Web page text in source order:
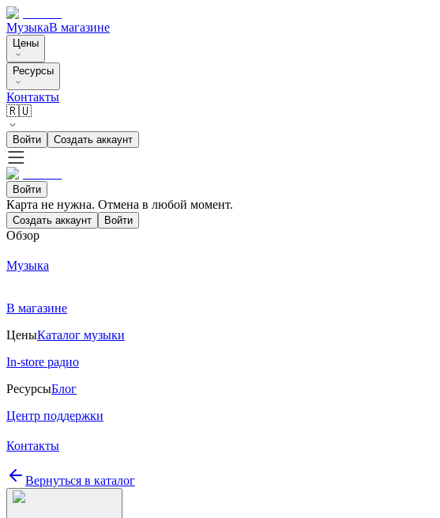
МузыкаВ магазине
Цены
Ресурсы
Контакты
🇷🇺
Войти Создать аккаунт
Войти
Карта не нужна. Отмена в любой момент.
Создать аккаунт Войти
Обзор
Музыка
В магазине
ЦеныКаталог музыки
In-store радио
РесурсыБлог
Центр поддержки
Контакты
Вернуться в каталог